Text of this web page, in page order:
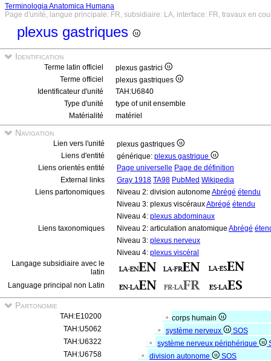
Terminologia Anatomica Humana
Page d'unité, langue principale: FR, subsidiaire: LA, interface: FR, travaux en
plexus gastriques
Identification
Terme latin officiel
plexus gastrici
Terme officiel
plexus gastriques
Identificateur d'unité
TAH:U6840
Type d'unité
type of unit ensemble
Matérialité
matériel
Navigation
Lien vers l'unité
plexus gastriques
Liens d'entité
générique: plexus gastrique
Liens orientés entité
Page universelle Page de définition
External links
Gray 1918 TA98 PubMed Wikipedia
Liens partonomiques
Niveau 2: division autonome Abrégé étendu
Niveau 3: plexus viscérauxAbrégé étendu
Niveau 4: plexus abdominaux
Liens taxonomiques
Niveau 2: articulation anatomique Abrégé
Niveau 3: plexus nerveux
Niveau 4: plexus viscéral
Langage subsidiaire avec le
latin
Language principal non Latin
Partonomie
TAH:E10200
corps humain
TAH:U5062
système nerveux
SOS
TAH:U6322
système nerveux périphérique
TAH:U6758
division autonome
SOS